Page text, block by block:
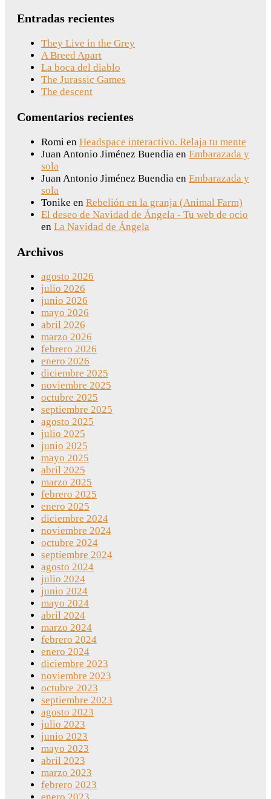
Entradas recientes
They Live in the Grey
A Breed Apart
La boca del diablo
The Jurassic Games
The descent
Comentarios recientes
Romi en Headspace interactivo. Relaja tu mente
Juan Antonio Jiménez Buendia en Embarazada y
sola
Juan Antonio Jiménez Buendia en Embarazada y
sola
Tonike en Rebelión en la granja (Animal Farm)
El deseo de Navidad de Ángela - Tu web de ocio
en La Navidad de Ángela
Archivos
agosto 2026
julio 2026
junio 2026
mayo 2026
abril 2026
marzo 2026
febrero 2026
enero 2026
diciembre 2025
noviembre 2025
octubre 2025
septiembre 2025
agosto 2025
julio 2025
junio 2025
mayo 2025
abril 2025
marzo 2025
febrero 2025
enero 2025
diciembre 2024
noviembre 2024
octubre 2024
septiembre 2024
agosto 2024
julio 2024
junio 2024
mayo 2024
abril 2024
marzo 2024
febrero 2024
enero 2024
diciembre 2023
noviembre 2023
octubre 2023
septiembre 2023
agosto 2023
julio 2023
junio 2023
mayo 2023
abril 2023
marzo 2023
febrero 2023